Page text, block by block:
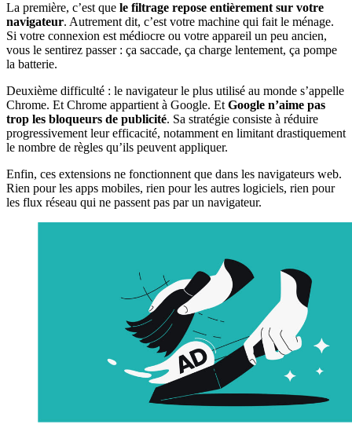
La première, c’est que le filtrage repose entièrement sur votre
navigateur. Autrement dit, c’est votre machine qui fait le ménage.
Si votre connexion est médiocre ou votre appareil un peu ancien,
vous le sentirez passer : ça saccade, ça charge lentement, ça pompe
la batterie.
Deuxième difficulté : le navigateur le plus utilisé au monde s’appelle
Chrome. Et Chrome appartient à Google. Et Google n’aime pas
trop les bloqueurs de publicité. Sa stratégie consiste à réduire
progressivement leur efficacité, notamment en limitant drastiquement
le nombre de règles qu’ils peuvent appliquer.
Enfin, ces extensions ne fonctionnent que dans les navigateurs web.
Rien pour les apps mobiles, rien pour les autres logiciels, rien pour
les flux réseau qui ne passent pas par un navigateur.